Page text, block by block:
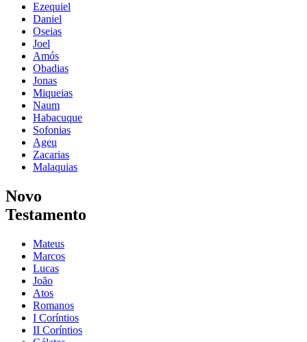
Ezequiel
Daniel
Oseias
Joel
Amós
Obadias
Jonas
Miqueias
Naum
Habacuque
Sofonias
Ageu
Zacarias
Malaquias
Novo
Testamento
Mateus
Marcos
Lucas
João
Atos
Romanos
I Coríntios
II Coríntios